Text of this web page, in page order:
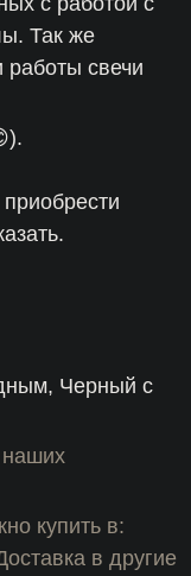
Так же
работы свечи
Черный с
наших
купить в:
в другие